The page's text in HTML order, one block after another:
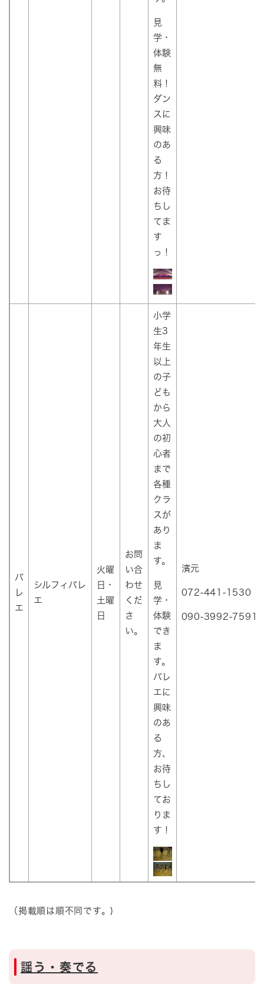
見
学・
体験
無
料！
ダン
スに
興味
のあ
る
方！
お待
ちし
てま
す
っ！
バ
レ
エ
シルフィバレ
エ
火曜
日・
土曜
日
お問
い合
わせ
くだ
さ
い。
小学
生3
年生
以上
の子
ども
から
大人
の初
心者
まで
各種
クラ
スが
あり
ま
す。
見
学・
体験
でき
ま
す。
バレ
エに
興味
のあ
る
方、
お待
ちし
てお
りま
す！
濱元
072-441-1530
090-3992-7591
（掲載順は順不同です。)
謡う・奏でる